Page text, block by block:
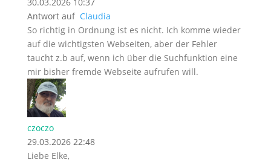
Antwort auf Claudia
So richtig in Ordnung ist es nicht. Ich komme wieder
auf die wichtigsten Webseiten, aber der Fehler
taucht z.b auf, wenn ich über die Suchfunktion eine
mir bisher fremde Webseite aufrufen will.
czoczo
29.03.2026 22:48
Liebe Elke,